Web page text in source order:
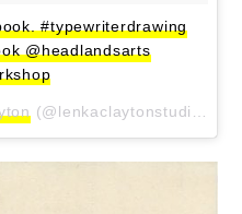
#typewriterdrawing
@headlandsarts
(@lenkaclaytonstudio) on